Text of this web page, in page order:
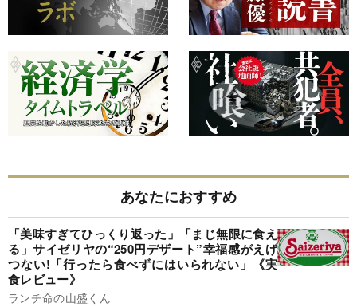
あなたにおすすめ
「美味すぎてひっくり返った」「まじ無限に食え
る」サイゼリヤの“250円デザート”幸福感がえげ
つない!「行ったら食べずにはいられない」《実
食レビュー》
ランチ命の山盛くん